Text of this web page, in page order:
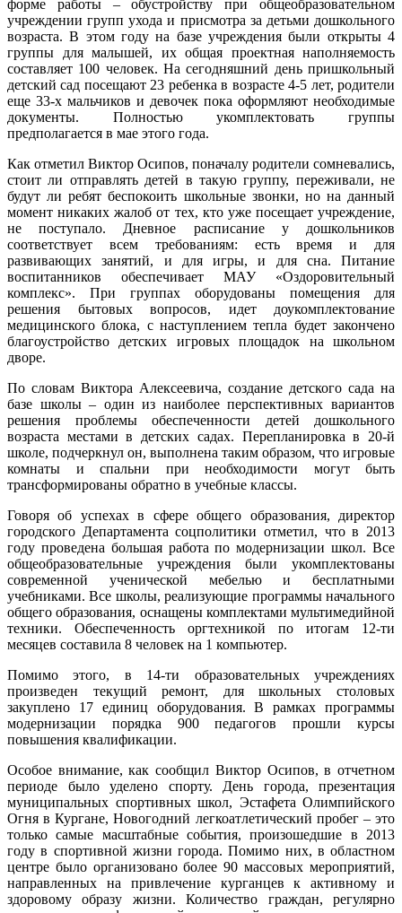
форме работы – обустройству при общеобразовательном
учреждении групп ухода и присмотра за детьми дошкольного
возраста. В этом году на базе учреждения были открыты 4
группы для малышей, их общая проектная наполняемость
составляет 100 человек. На сегодняшний день пришкольный
детский сад посещают 23 ребенка в возрасте 4-5 лет, родители
еще 33-х мальчиков и девочек пока оформляют необходимые
документы. Полностью укомплектовать группы
предполагается в мае этого года.
Как отметил Виктор Осипов, поначалу родители сомневались,
стоит ли отправлять детей в такую группу, переживали, не
будут ли ребят беспокоить школьные звонки, но на данный
момент никаких жалоб от тех, кто уже посещает учреждение,
не поступало. Дневное расписание у дошкольников
соответствует всем требованиям: есть время и для
развивающих занятий, и для игры, и для сна. Питание
воспитанников обеспечивает МАУ «Оздоровительный
комплекс». При группах оборудованы помещения для
решения бытовых вопросов, идет доукомплектование
медицинского блока, с наступлением тепла будет закончено
благоустройство детских игровых площадок на школьном
дворе.
По словам Виктора Алексеевича, создание детского сада на
базе школы – один из наиболее перспективных вариантов
решения проблемы обеспеченности детей дошкольного
возраста местами в детских садах. Перепланировка в 20-й
школе, подчеркнул он, выполнена таким образом, что игровые
комнаты и спальни при необходимости могут быть
трансформированы обратно в учебные классы.
Говоря об успехах в сфере общего образования, директор
городского Департамента соцполитики отметил, что в 2013
году проведена большая работа по модернизации школ. Все
общеобразовательные учреждения были укомплектованы
современной ученической мебелью и бесплатными
учебниками. Все школы, реализующие программы начального
общего образования, оснащены комплектами мультимедийной
техники. Обеспеченность оргтехникой по итогам 12-ти
месяцев составила 8 человек на 1 компьютер.
Помимо этого, в 14-ти образовательных учреждениях
произведен текущий ремонт, для школьных столовых
закуплено 17 единиц оборудования. В рамках программы
модернизации порядка 900 педагогов прошли курсы
повышения квалификации.
Особое внимание, как сообщил Виктор Осипов, в отчетном
периоде было уделено спорту. День города, презентация
муниципальных спортивных школ, Эстафета Олимпийского
Огня в Кургане, Новогодний легкоатлетический пробег – это
только самые масштабные события, произошедшие в 2013
году в спортивной жизни города. Помимо них, в областном
центре было организовано более 90 массовых мероприятий,
направленных на привлечение курганцев к активному и
здоровому образу жизни. Количество граждан, регулярно